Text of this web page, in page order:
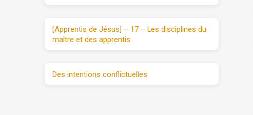
[Apprentis de Jésus] – 17 – Les disciplines du
maître et des apprentis
Des intentions conflictuelles